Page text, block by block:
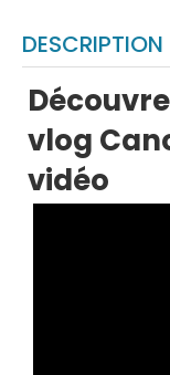
DESCRIPTION
vlog
vidéo